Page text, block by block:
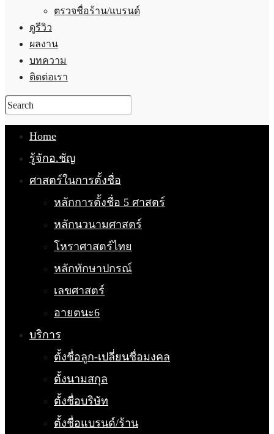
ตรวจชื่อร้าน/แบรนด์
ดูรีวิว
ผลงาน
บทความ
ติดต่อเรา
Home
รู้จักอ.ชัญ
ศาสตร์ในการตั้งชื่อ
หลักการตั้งชื่อ 5 ศาสตร์
หลักนวนามศาสตร์
โหราศาสตร์ไทย
หลักทักษาปกรณ์
เลขศาสตร์
อายตนะ6
บริการ
ตั้งชื่อลูก-เปลี่ยนชื่อมงคล
ตั้งนามสกุล
ตั้งชื่อบริษัท
ตั้งชื่อแบรนด์/ร้าน